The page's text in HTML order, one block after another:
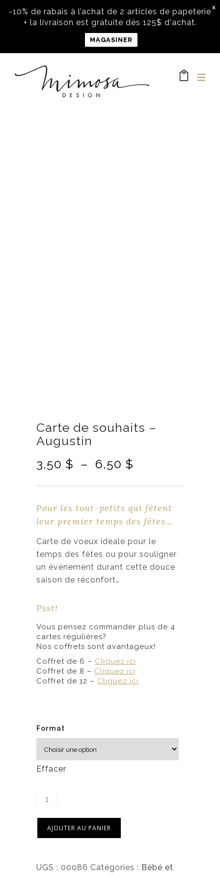
X
-10% de rabais à l’achat de 2 articles de papeterie
+ la livraison est gratuite dès 125$ d'achat.
MAGASINER
Carte de souhaits –
Augustin
3,50 $ – 6,50 $
g
e
d
e
p
r
3
,
5
0
0
Pour les tout-petits qui fêtent
leur premier temps des fêtes…
Carte de voeux idéale pour le
temps des fêtes ou pour souligner
un événement durant cette douce
saison de réconfort…
Psst!
Vous pensez commander plus de 4
cartes régulières?
Nos coffrets sont avantageux!
Coffret de 6 – Cliquez ici
Coffret de 8 – Cliquez ici
Coffret de 12 – Cliquez ici
Format
Effacer
AJOUTER AU PANIER
UGS : 00086 Catégories : Bébé et